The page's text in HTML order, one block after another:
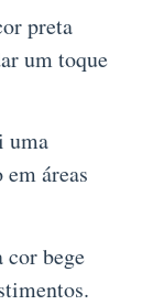
preta
um toque
uma
áreas
cor bege